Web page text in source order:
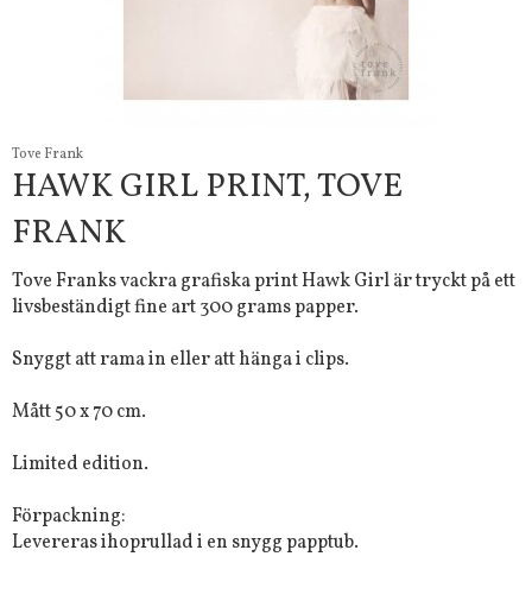
Tove Frank
HAWK GIRL PRINT, TOVE
FRANK
Tove Franks vackra grafiska print Hawk Girl är tryckt på ett
livsbeständigt fine art 300 grams papper.
Snyggt att rama in eller att hänga i clips.
Mått 50 x 70 cm.
Limited edition.
Förpackning:
Levereras ihoprullad i en snygg papptub.